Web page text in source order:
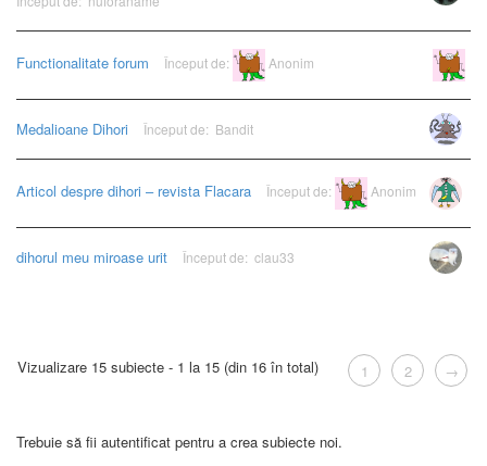
Functionalitate forum Început de: Anonim
Medalioane Dihori Început de: Bandit
Articol despre dihori – revista Flacara Început de: Anonim
dihorul meu miroase urit Început de: clau33
Vizualizare 15 subiecte - 1 la 15 (din 16 în total) 1 2 →
Trebuie să fii autentificat pentru a crea subiecte noi.